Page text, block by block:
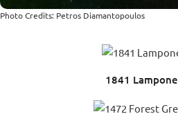
Photo Credits: Petros Diamantopoulos
1841 Lampone